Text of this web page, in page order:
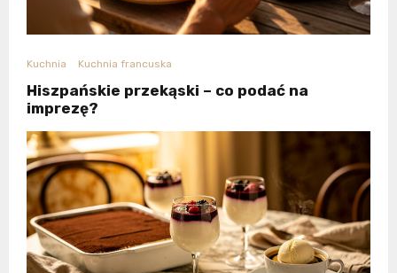
Kuchnia Kuchnia francuska
Hiszpańskie przekąski – co podać na
imprezę?